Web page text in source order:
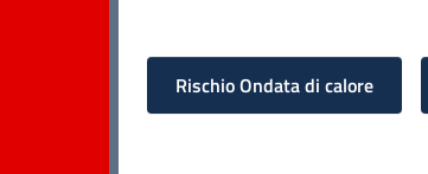
Rischio Ondata di calore